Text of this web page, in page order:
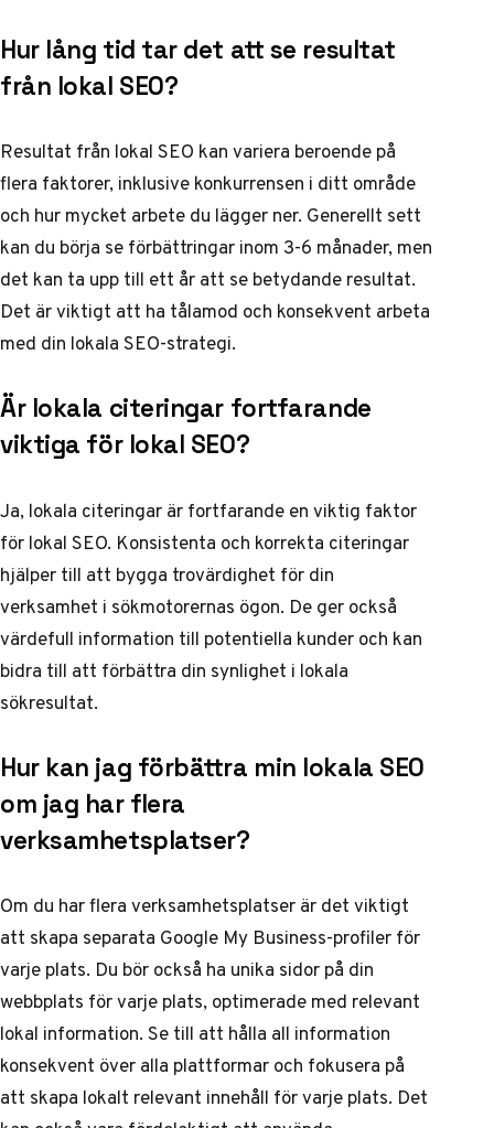
Hur lång tid tar det att se resultat
från lokal SEO?
Resultat från lokal SEO kan variera beroende på
flera faktorer, inklusive konkurrensen i ditt område
och hur mycket arbete du lägger ner. Generellt sett
kan du börja se förbättringar inom 3-6 månader, men
det kan ta upp till ett år att se betydande resultat.
Det är viktigt att ha tålamod och konsekvent arbeta
med din lokala SEO-strategi.
Är lokala citeringar fortfarande
viktiga för lokal SEO?
Ja, lokala citeringar är fortfarande en viktig faktor
för lokal SEO. Konsistenta och korrekta citeringar
hjälper till att bygga trovärdighet för din
verksamhet i sökmotorernas ögon. De ger också
värdefull information till potentiella kunder och kan
bidra till att förbättra din synlighet i lokala
sökresultat.
Hur kan jag förbättra min lokala SEO
om jag har flera
verksamhetsplatser?
Om du har flera verksamhetsplatser är det viktigt
att skapa separata Google My Business-profiler för
varje plats. Du bör också ha unika sidor på din
webbplats för varje plats, optimerade med relevant
lokal information. Se till att hålla all information
konsekvent över alla plattformar och fokusera på
att skapa lokalt relevant innehåll för varje plats. Det